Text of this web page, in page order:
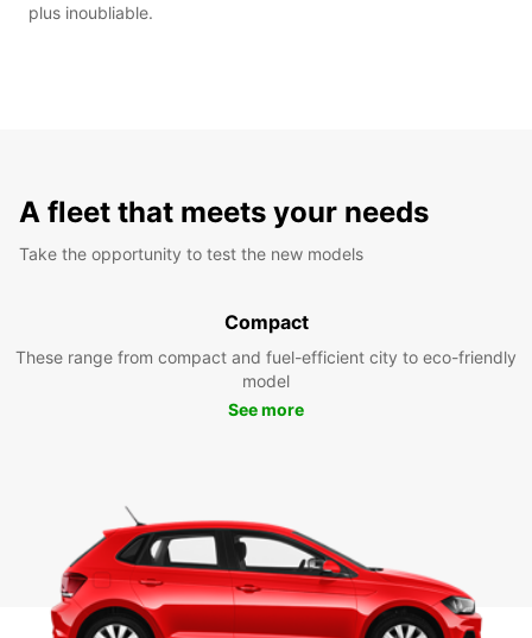
plus inoubliable.
A fleet that meets your needs
Take the opportunity to test the new models
Compact
These range from compact and fuel-efficient city to eco-friendly
model
See more